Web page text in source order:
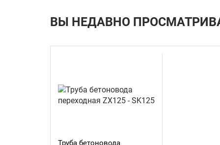
ВЫ НЕДАВНО
Труба бетоновода